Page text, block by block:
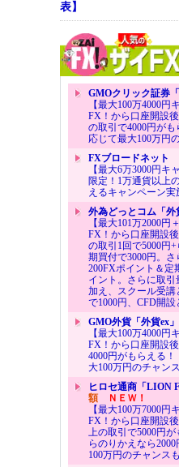
表】
GMOクリック証券
【最大100万4000円
FX！から口座開設
の取引で4000円が
応じて最大100万円
FXブロードネット
【最大6万3000円キ
限定！1万通貨以上
えるキャンペーン実
外為どっとコム「外
【最大101万2000円
FX！から口座開設
の取引1回で5000円
期買付で3000円。
200FXポイント＆定
イント。さらに取引
加え、スクール受
で1000円、CFD開設
GMO外貨「外貨ex」
【最大100万4000円
FX！から口座開設
4000円がもらえる
大100万円のチャン
ヒロセ通商「LION
額ＮＥＷ！
【最大100万7000円
FX！から口座開設
上の取引で5000円
らのりかえなら
100万円のチャンスも